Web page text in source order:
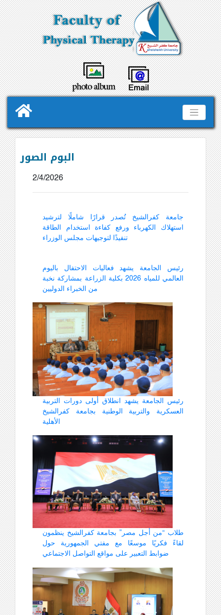
البوم الصور
2/4/2026
جامعة كفرالشيخ تُصدر قرارًا شاملًا لترشيد
استهلاك الكهرباء ورفع كفاءة استخدام الطاقة
تنفيذًا لتوجيهات مجلس الوزراء
رئيس الجامعة يشهد فعاليات الاحتفال باليوم
العالمي للمياه 2026 بكلية الزراعة بمشاركة نخبة
من الخبراء الدوليين
رئيس الجامعة يشهد انطلاق أولى دورات التربية
العسكرية والتربية الوطنية بجامعة كفرالشيخ
الأهلية
طلاب “من أجل مصر” بجامعة كفرالشيخ ينظمون
لقاءً فكريًا موسعًا مع مفتي الجمهورية حول
ضوابط التعبير على مواقع التواصل الاجتماعي